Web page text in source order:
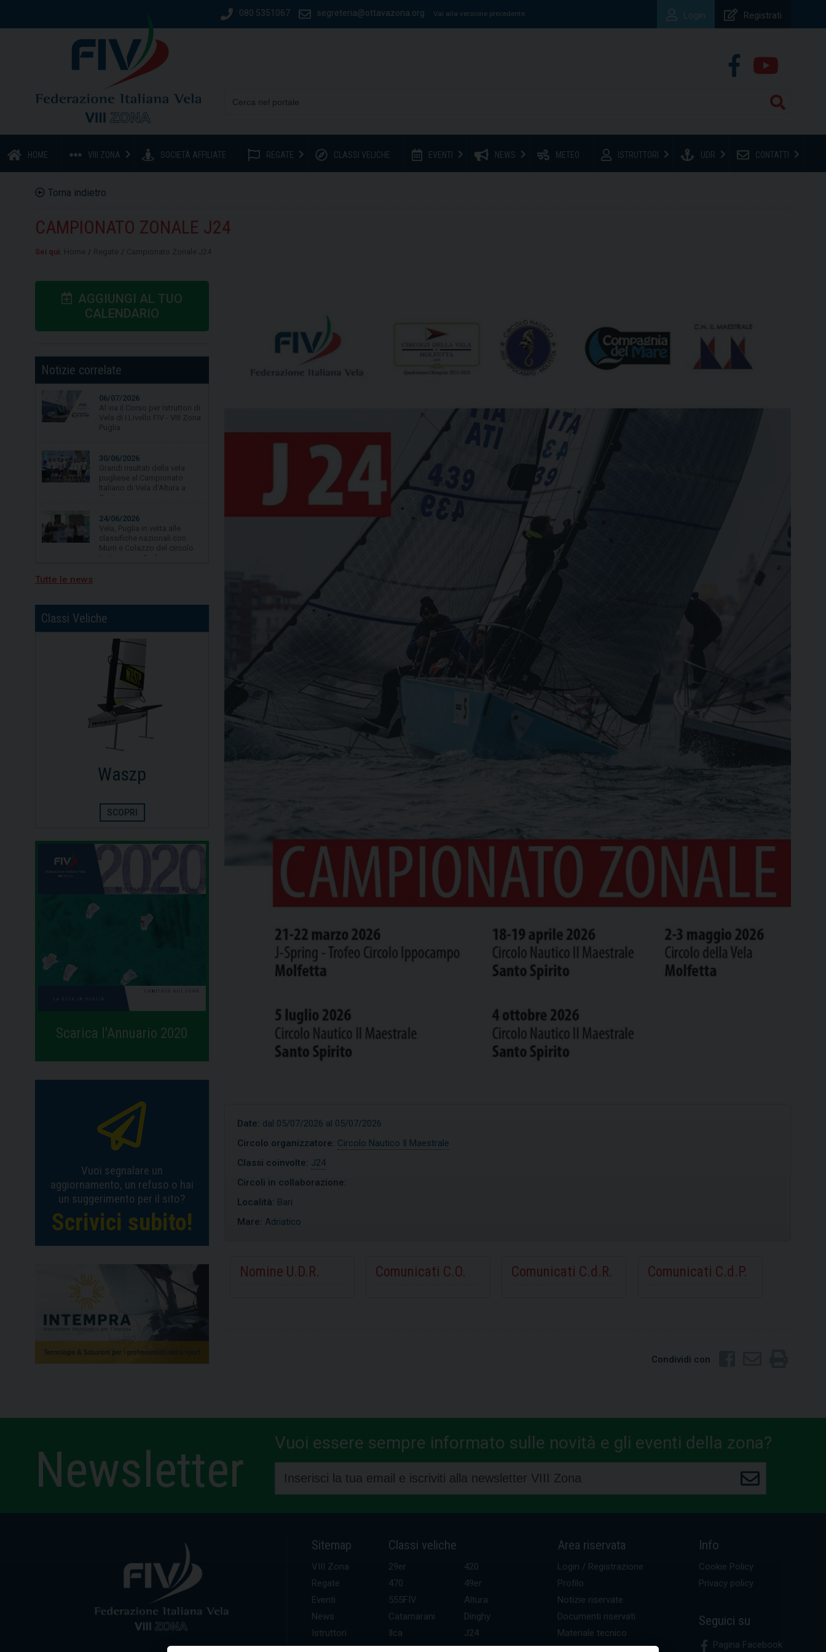
080 5351067 segreteria@ottavazona.org Vai alla versione precedente Registrati
Login
HOME VIII ZONA SOCIETÀ AFFILIATE REGATE CLASSI VELICHE EVENTI NEWS METEO ISTRUTTORI UDR CONTATTI
Torna indietro
CAMPIONATO ZONALE J24
Sei qui: / /
AGGIUNGI AL TUO
CALENDARIO
Notizie correlate
06/07/2026
Al via il Corso per Istruttori di
regata Brindisi-Valona
Tutte le news
Classi Veliche
Dinghy
SCOPRI
Open Skiff 420
Scarica l'Annuario 2020
Vuoi segnalare un
aggiornamento, un refuso o hai
un suggerimento per il sito?
Scrivici subito!
Date: dal 05/07/2026 al 05/07/2026
Circolo organizzatore: Circolo Nautico Il Maestrale
Classi coinvolte: J24
Circoli in collaborazione:
Località: Bari
Mare: Adriatico
Nomine U.D.R. Comunicati C.O. Comunicati C.d.R. Comunicati C.d.P.
Condividi con
Newsletter Vuoi essere sempre informato sulle novità e gli eventi della zona?
Sitemap
VIII Zona
Regate
Eventi
News
Istruttori
UDR
Classi veliche
29er
420
470
49er
555FIV
Altura
Catamarani
Dinghy
Ilca
J24
Kitefoil
Mini altura
Area riservata
Login / Registrazione
Profilo
Notizie riservate
Documenti riservati
Materiale tecnico
Info
Cookie Policy
Privacy policy
Seguici su
Pagina Facebook